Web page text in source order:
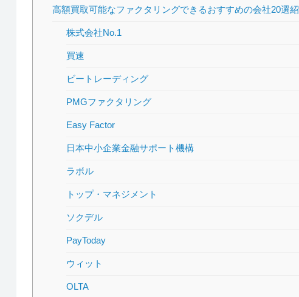
高額買取可能なファクタリングできるおすすめの会社20選
株式会社No.1
買速
ビートレーディング
PMGファクタリング
Easy Factor
日本中小企業金融サポート機構
ラボル
トップ・マネジメント
ソクデル
PayToday
ウィット
OLTA